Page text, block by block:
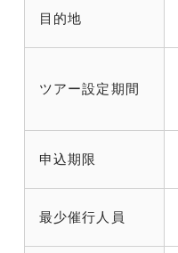
目的地
ツアー設定期間
申込期限
最少催行人員